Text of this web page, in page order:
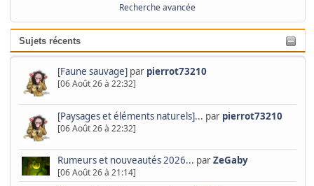
Recherche avancée
Sujets récents
[Faune sauvage] par pierrot73210
[06 Août 26 à 22:32]
[Paysages et éléments naturels]... par pierrot73210
[06 Août 26 à 22:32]
Rumeurs et nouveautés 2026... parZeGaby
[06 Août 26 à 21:14]